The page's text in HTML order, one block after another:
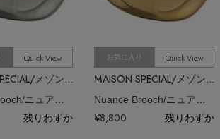
Quick View
MAISON SPECIAL/メゾンスペシャル
残りわずか
お気に入り Quick View
MAISON SPECIAL/メゾンスペシャル
¥8,800 残りわずか